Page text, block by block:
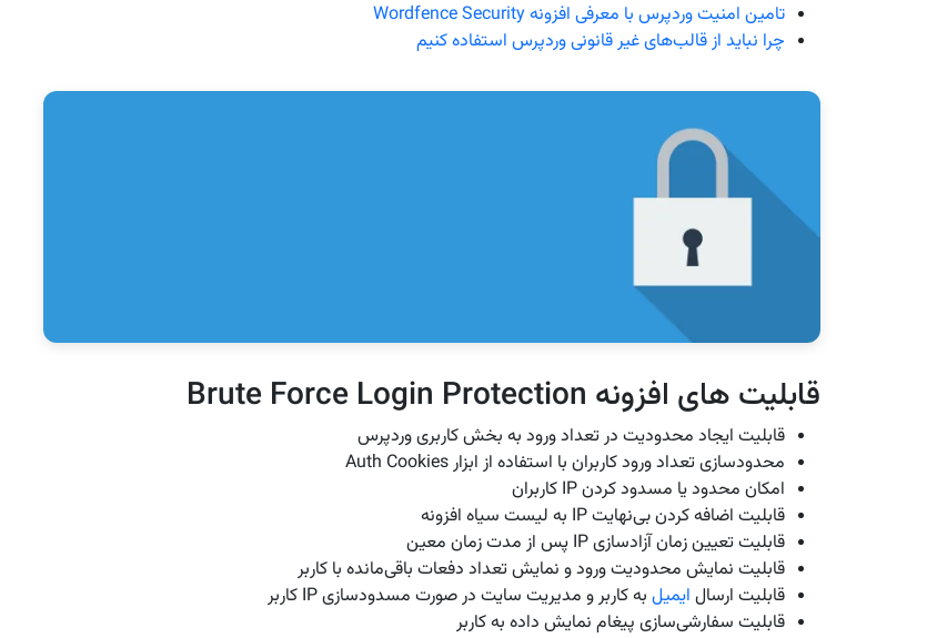
تامین امنیت وردپرس با معرفی افزونه Wordfence Security
چرا نباید از قالب‌های غیر قانونی وردپرس استفاده کنیم
قابلیت های افزونه Brute Force Login Protection
قابلیت ایجاد محدودیت در تعداد ورود به بخش کاربری وردپرس
محدودسازی تعداد ورود کاربران با استفاده از ابزار Auth Cookies
امکان محدود یا مسدود کردن IP کاربران
قابلیت اضافه کردن بی‌نهایت IP به لیست سیاه افزونه
قابلیت تعیین زمان آزاد‌سازی IP پس از مدت زمان معین
قابلیت نمایش محدودیت ورود و نمایش تعداد دفعات باقی‌مانده با کاربر
قابلیت ارسال ایمیل به کاربر و مدیریت سایت در صورت مسدودسازی IP کاربر
قابلیت سفارشی‌سازی پیغام نمایش‌ داده به کاربر